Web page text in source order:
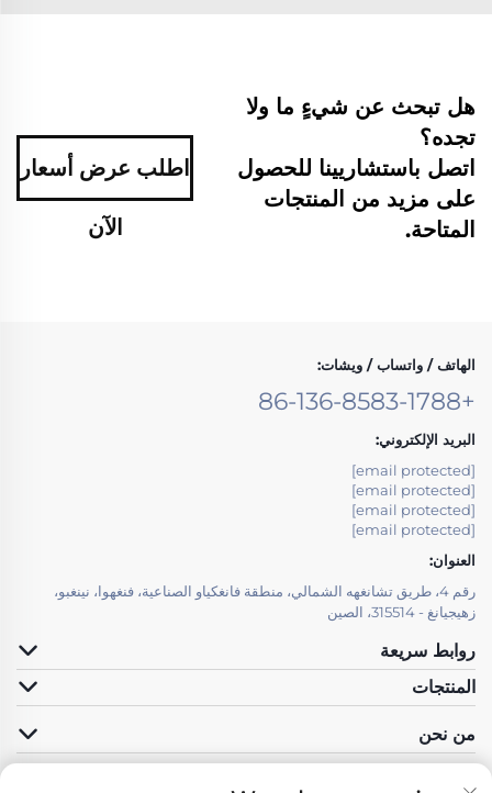
هل تبحث عن شيءٍ ما ولا
تجده؟
اتصل باستشاريينا للحصول
على مزيد من المنتجات
المتاحة.
اطلب عرض أسعار
الآن
الهاتف / واتساب / ويشات:
+86-136-8583-1788
البريد الإلكتروني:
[email protected]
[email protected]
[email protected]
[email protected]
العنوان:
رقم 4، طريق تشانغهه الشمالي، منطقة فانغكياو الصناعية، فنغهوا، نينغبو،
زهيجيانغ - 315514، الصين
روابط سريعة
المنتجات
من نحن